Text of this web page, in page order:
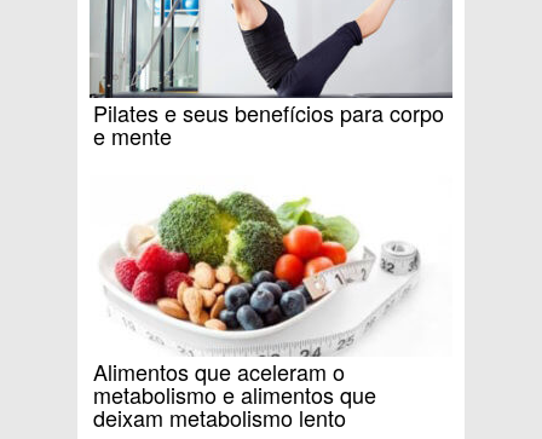
Pilates e seus benefícios para corpo
e mente
Alimentos que aceleram o
metabolismo e alimentos que
deixam metabolismo lento